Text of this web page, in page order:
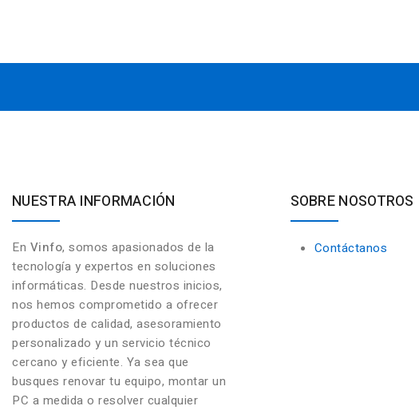
NUESTRA INFORMACIÓN
En Vinfo, somos apasionados de la
tecnología y expertos en soluciones
informáticas. Desde nuestros inicios,
nos hemos comprometido a ofrecer
productos de calidad, asesoramiento
personalizado y un servicio técnico
cercano y eficiente. Ya sea que
busques renovar tu equipo, montar un
PC a medida o resolver cualquier
SOBRE NOSOTROS
Contáctanos